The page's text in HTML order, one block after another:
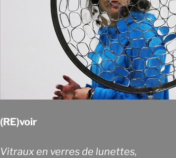
(RE)voir
Vitraux en verres de lunettes,